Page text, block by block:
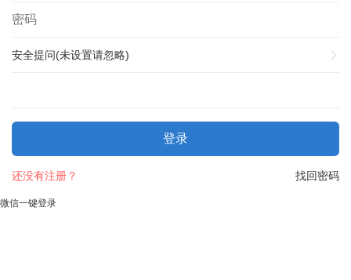
安全提问(未设置请忽略)
登录
找回密码
还没有注册？
微信一键登录